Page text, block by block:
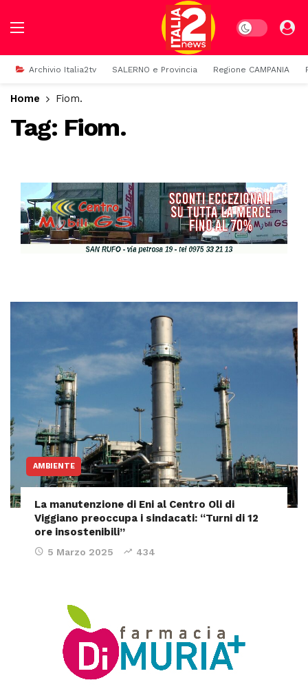
Dark mode
Archivio Italia2tv SALERNO e Provincia Regione CAMPANIA
Home Fiom.
Tag: Fiom.
AMBIENTE
La manutenzione di Eni al Centro Oli di
Viggiano preoccupa i sindacati: “Turni di 12
ore insostenibili”
5 Marzo 2025 434